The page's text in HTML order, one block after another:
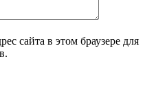
сайта в этом браузере для